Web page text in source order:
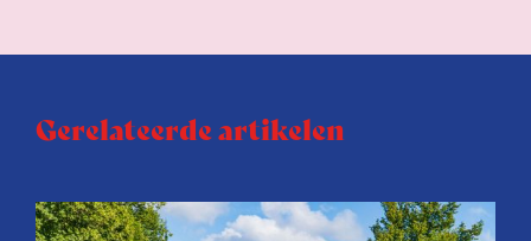
Gerelateerde artikelen